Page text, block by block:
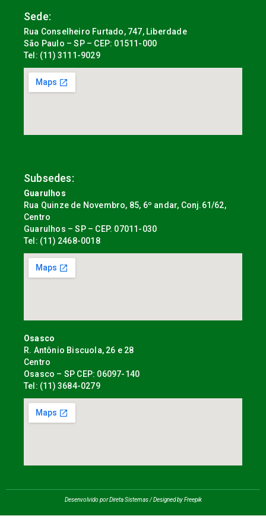
Sede:
Rua Conselheiro Furtado, 747, Liberdade
São Paulo – SP – CEP: 01511-000
Tel: (11) 3111-9029
Subsedes:
Guarulhos
Rua Quinze de Novembro, 85, 6º andar, Conj.61/62,
Centro
Guarulhos – SP – CEP. 07011-030
Tel: (11) 2468-0018
Osasco
R. Antônio Biscuola, 26 e 28
Centro
Osasco – SP CEP: 06097-140
Tel: (11) 3684-0279
Desenvolvido por Direta Sistemas /Designed by Freepik